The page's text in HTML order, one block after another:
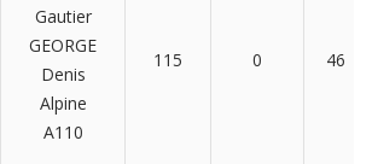
Gautier
GEORGE
Denis
Alpine
A110
115 0 46